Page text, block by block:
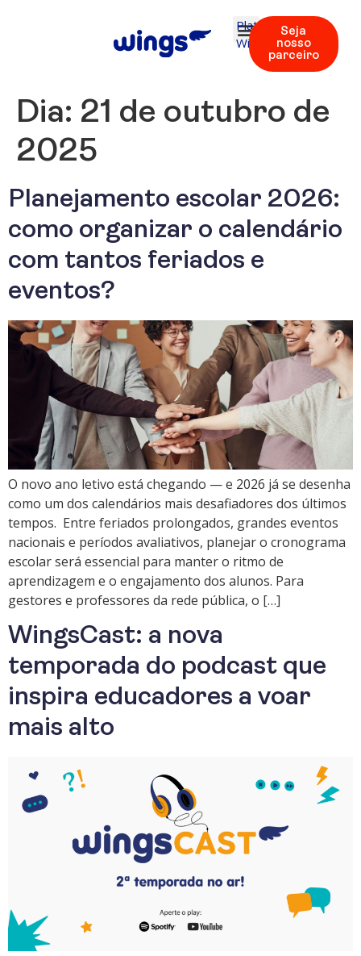
Plataforma
Wings
Seja
nosso
parceiro
Dia: 21 de outubro de
2025
Planejamento escolar 2026:
como organizar o calendário
com tantos feriados e
eventos?
O novo ano letivo está chegando — e 2026 já se desenha
como um dos calendários mais desafiadores dos últimos
tempos. Entre feriados prolongados, grandes eventos
nacionais e períodos avaliativos, planejar o cronograma
escolar será essencial para manter o ritmo de
aprendizagem e o engajamento dos alunos. Para
gestores e professores da rede pública, o […]
WingsCast: a nova
temporada do podcast que
inspira educadores a voar
mais alto